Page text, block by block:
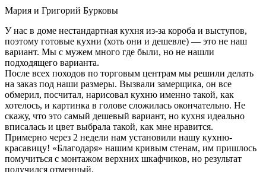
Мария и Григорий Бурковы
У нас в доме нестандартная кухня из-за короба и выступов,
поэтому готовые кухни (хоть они и дешевле) — это не наш
вариант. Мы с мужем много где были, но не нашли
подходящего варианта.
После всех походов по торговым центрам мы решили делать
на заказ под наши размеры. Вызвали замерщика, он все
обмерил, посчитал, нарисовал кухню именно такой, как
хотелось, и картинка в голове сложилась окончательно. Не
скажу, что это самый дешевый вариант, но кухня идеально
вписалась и цвет выбрала такой, как мне нравится.
Примерно через 2 недели нам установили нашу кухню-
красавицу! «Благодаря» нашим кривым стенам, им пришлось
помучиться с монтажом верхних шкафчиков, но результат
получился отменный.